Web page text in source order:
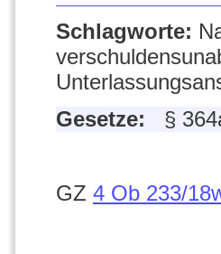
Schlagworte:
Gesetze:
§
GZ 4 Ob 233/